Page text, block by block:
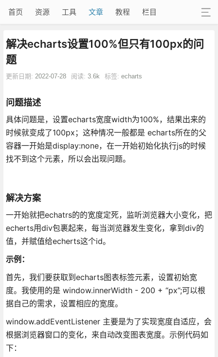
首页 资源 工具 文章 教程 栏目
解决echarts设置100%但只有100px的问
题
更新日期: 2022-07-28 阅读: 3.6k 标签: echarts
问题描述
具体问题是，设置echarts宽度width为100%，结果出来的
时候就变成了100px；这种情况一般都是 echarts所在的父
容器一开始是display:none，在一开始初始化执行js的时候
找不到这个元素，所以会出现问题。
解决方案
一开始就把echatrs的的宽度定死，监听浏览器大小变化，把
echerts用div包裹起来，每当浏览器发生变化，拿到div的
值，并赋值给echerts这个id。
示例：
首先，我们要获取到echarts图表标签元素，设置初始宽
度。我使用的是 window.innerWidth - 200 + “px”;可以根
据自己的需求，设置相应的宽度。
window.addEventListener 主要是为了实现宽度自适应，会
根据浏览器窗口的变化，来自动改变图表宽度。示例代码如
下：